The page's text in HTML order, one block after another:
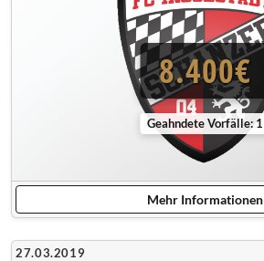
8.400€
Geahndete Vorfälle: 1
Mehr Informationen
27.03.2019